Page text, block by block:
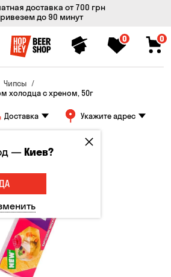
доставка от 700 грн
до 90 минут
0 0
Чипсы
холодца с хреном, 50г
Доставка Укажите адрес
—Киев?